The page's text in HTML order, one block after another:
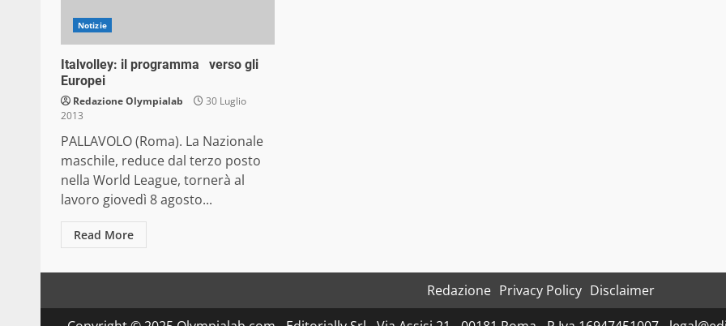
Notizie
Italvolley: il programma verso gli
Europei
Redazione Olympialab
30 Luglio
2013
PALLAVOLO (Roma). La Nazionale
maschile, reduce dal terzo posto
nella World League, tornerà al
lavoro giovedì 8 agosto...
Read More
Redazione Privacy Policy Disclaimer